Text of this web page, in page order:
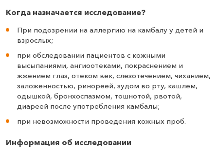
Когда назначается исследование?
При подозрении на аллергию на камбалу у детей и
взрослых;
при обследовании пациентов с кожными
высыпаниями, ангиоотеками, покраснением и
жжением глаз, отеком век, слезотечением, чиханием,
заложенностью, ринореей, зудом во рту, кашлем,
одышкой, бронхоспазмом, тошнотой, рвотой,
диареей после употребления камбалы;
при невозможности проведения кожных проб.
Информация об исследовании